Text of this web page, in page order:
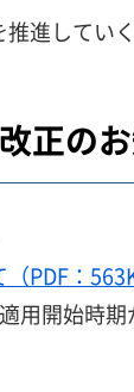
進してい
正の
PDF：
用開始時期